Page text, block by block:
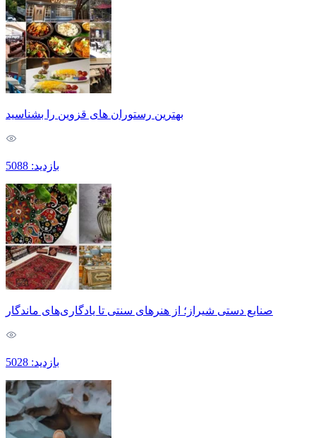
بهترین رستوران های قزوین را بشناسید
بازدید: 5088
صنایع دستی شیراز؛ از هنرهای سنتی تا یادگاری‌های ماندگار
بازدید: 5028